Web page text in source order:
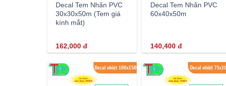
Decal Tem Nhãn PVC
30x30x50m (Tem giá
kính mắt)
162,000đ
Decal Tem Nhãn PVC
60x40x50m
140,400 đ